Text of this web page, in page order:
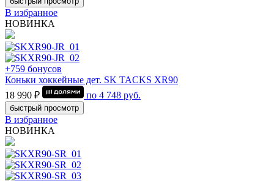
В избранное
НОВИНКА
+759 бонусов
Коньки хоккейные дет. SK TACKS XR90
18 990 ₽
по 4 748 руб.
быстрый просмотр
В избранное
НОВИНКА